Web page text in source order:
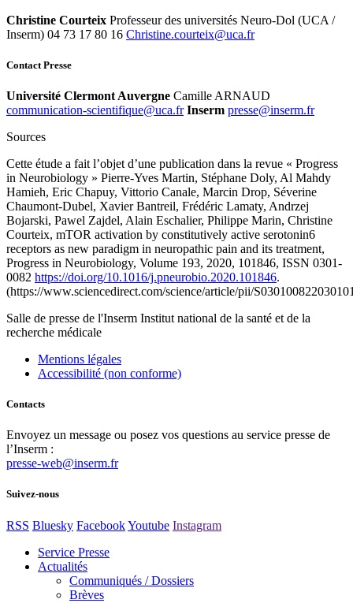
Christine Courteix Professeur des universités Neuro-Dol (UCA /
Inserm) 04 73 17 80 16 rf.acu@xietruoc.enitsirhC
Contact Presse
Université Clermont Auvergne Camille ARNAUD
rf.acu@euqifitneics-noitacinummoc Inserm rf.mresni@esserp
Sources
Cette étude a fait l’objet d’une publication dans la revue « Progress
in Neurobiology » Pierre-Yves Martin, Stéphane Doly, Al Mahdy
Hamieh, Eric Chapuy, Vittorio Canale, Marcin Drop, Séverine
Chaumont-Dubel, Xavier Bantreil, Frédéric Lamaty, Andrzej
Bojarski, Pawel Zajdel, Alain Eschalier, Philippe Marin, Christine
Courteix, mTOR activation by constitutively active serotonin6
receptors as new paradigm in neuropathic pain and its treatment,
Progress in Neurobiology, Volume 193, 2020, 101846, ISSN 0301-
0082 https://doi.org/10.1016/j.pneurobio.2020.101846.
(https://www.sciencedirect.com/science/article/pii/
Salle de presse de l'Inserm Institut national de la santé et de la
recherche médicale
Mentions légales
Accessibilité (non conforme)
Contacts
Envoyez un message ou posez vos questions au service presse de
l’Inserm :
presse-web@inserm.fr
Suivez-nous
RSS Bluesky FacebookYoutube Instagram
Service Presse
Actualités
Communiqués / Dossiers
Brèves